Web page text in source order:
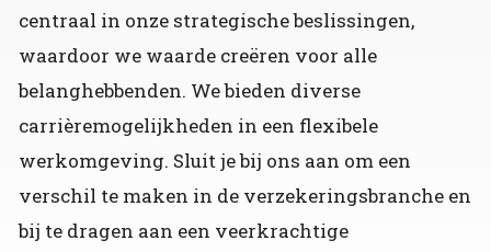
centraal in onze strategische beslissingen,
waardoor we waarde creëren voor alle
belanghebbenden. We bieden diverse
carrièremogelijkheden in een flexibele
werkomgeving. Sluit je bij ons aan om een
verschil te maken in de verzekeringsbranche en
bij te dragen aan een veerkrachtige